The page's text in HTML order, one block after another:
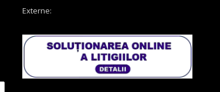
Externe: